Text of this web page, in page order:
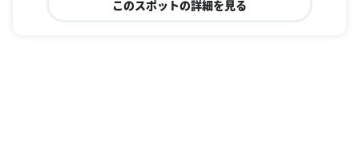
このスポットの詳細を見る